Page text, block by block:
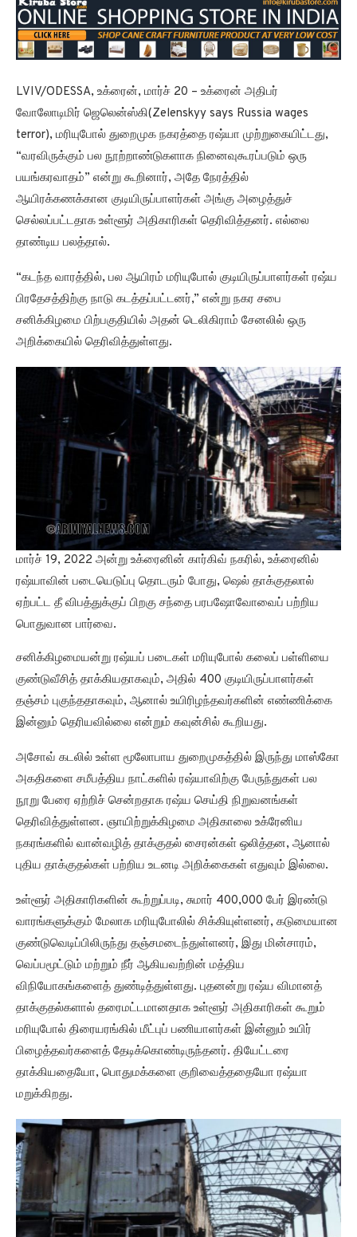
LVIV/ODESSA, உக்ரைன், மார்ச் 20 – உக்ரைன் அதிபர்
வோலோடிமிர் ஜெலென்ஸ்கி(Zelenskyy says Russia wages
terror), மரியுபோல் துறைமுக நகரத்தை ரஷ்யா முற்றுகையிட்டது,
“வரவிருக்கும் பல நூற்றாண்டுகளாக நினைவுகூரப்படும் ஒரு
பயங்கரவாதம்” என்று கூறினார், அதே நேரத்தில்
ஆயிரக்கணக்கான குடியிருப்பாளர்கள் அங்கு அழைத்துச்
செல்லப்பட்டதாக உள்ளூர் அதிகாரிகள் தெரிவித்தனர். எல்லை
தாண்டிய பலத்தால்.
“கடந்த வாரத்தில், பல ஆயிரம் மரியுபோல் குடியிருப்பாளர்கள் ரஷ்ய
பிரதேசத்திற்கு நாடு கடத்தப்பட்டனர்,” என்று நகர சபை
சனிக்கிழமை பிற்பகுதியில் அதன் டெலிகிராம் சேனலில் ஒரு
அறிக்கையில் தெரிவித்துள்ளது.
மார்ச் 19, 2022 அன்று உக்ரைனின் கார்கிவ் நகரில், உக்ரைனில்
ரஷ்யாவின் படையெடுப்பு தொடரும் போது, ஷெல் தாக்குதலால்
ஏற்பட்ட தீ விபத்துக்குப் பிறகு சந்தை பரபஷோவோவைப் பற்றிய
பொதுவான பார்வை.
சனிக்கிழமையன்று ரஷ்யப் படைகள் மரியுபோல் கலைப் பள்ளியை
குண்டுவீசித் தாக்கியதாகவும், அதில் 400 குடியிருப்பாளர்கள்
தஞ்சம் புகுந்ததாகவும், ஆனால் உயிரிழந்தவர்களின் எண்ணிக்கை
இன்னும் தெரியவில்லை என்றும் கவுன்சில் கூறியது.
அசோவ் கடலில் உள்ள மூலோபாய துறைமுகத்தில் இருந்து மாஸ்கோ
அகதிகளை சமீபத்திய நாட்களில் ரஷ்யாவிற்கு பேருந்துகள் பல
நூறு பேரை ஏற்றிச் சென்றதாக ரஷ்ய செய்தி நிறுவனங்கள்
தெரிவித்துள்ளன. ஞாயிற்றுக்கிழமை அதிகாலை உக்ரேனிய
நகரங்களில் வான்வழித் தாக்குதல் சைரன்கள் ஒலித்தன, ஆனால்
புதிய தாக்குதல்கள் பற்றிய உடனடி அறிக்கைகள் எதுவும் இல்லை.
உள்ளூர் அதிகாரிகளின் கூற்றுப்படி, சுமார் 400,000 பேர் இரண்டு
வாரங்களுக்கும் மேலாக மரியுபோலில் சிக்கியுள்ளனர், கடுமையான
குண்டுவெடிப்பிலிருந்து தஞ்சமடைந்துள்ளனர், இது மின்சாரம்,
வெப்பமூட்டும் மற்றும் நீர் ஆகியவற்றின் மத்திய
விநியோகங்களைத் துண்டித்துள்ளது. புதனன்று ரஷ்ய விமானத்
தாக்குதல்களால் தரைமட்டமானதாக உள்ளூர் அதிகாரிகள் கூறும்
மரியுபோல் திரையரங்கில் மீட்புப் பணியாளர்கள் இன்னும் உயிர்
பிழைத்தவர்களைத் தேடிக்கொண்டிருந்தனர். தியேட்டரை
தாக்கியதையோ, பொதுமக்களை குறிவைத்ததையோ ரஷ்யா
மறுக்கிறது.